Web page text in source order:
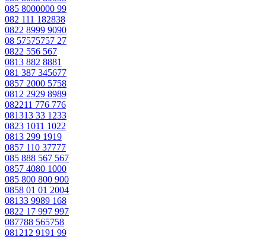
085 8000000 99
082 111 182838
0822 8999 9090
08 57575757 27
0822 556 567
0813 882 8881
081 387 345677
0857 2000 5758
0812 2929 8989
082211 776 776
081313 33 1233
0823 1011 1022
0813 299 1919
0857 110 37777
085 888 567 567
0857 4080 1000
085 800 800 900
0858 01 01 2004
08133 9989 168
0822 17 997 997
087788 565758
081212 9191 99